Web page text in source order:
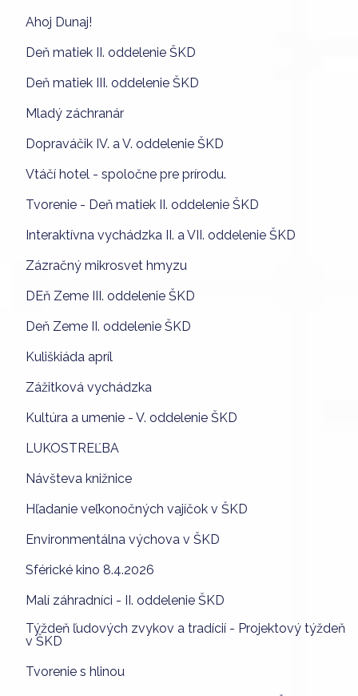
Ahoj Dunaj!
Deň matiek II. oddelenie ŠKD
Deň matiek III. oddelenie ŠKD
Mladý záchranár
Dopraváčik IV. a V. oddelenie ŠKD
Vtáčí hotel - spoločne pre prírodu.
Tvorenie - Deň matiek II. oddelenie ŠKD
Interaktívna vychádzka II. a VII. oddelenie ŠKD
Zázračný mikrosvet hmyzu
DEň Zeme III. oddelenie ŠKD
Deň Zeme II. oddelenie ŠKD
Kuliškiáda apríl
Zážitková vychádzka
Kultúra a umenie - V. oddelenie ŠKD
LUKOSTREĽBA
Návšteva knižnice
Hľadanie veľkonočných vajíčok v ŠKD
Environmentálna výchova v ŠKD
Sférické kino 8.4.2026
Malí záhradníci - II. oddelenie ŠKD
Týždeň ľudových zvykov a tradícií - Projektový týždeň
v ŠKD
Tvorenie s hlinou